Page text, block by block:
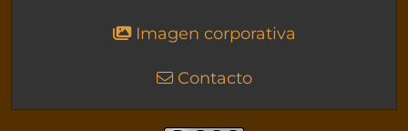
Imagen corporativa
Contacto